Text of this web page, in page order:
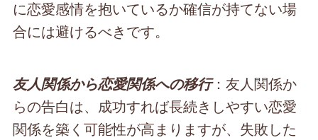
に恋愛感情を抱いているか確信が持てない場
合には避けるべきです。
友人関係から恋愛関係への移行：友人関係か
らの告白は、成功すれば長続きしやすい恋愛
関係を築く可能性が高まりますが、失敗した